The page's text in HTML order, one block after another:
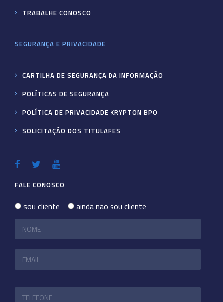
TRABALHE CONOSCO
SEGURANÇA E PRIVACIDADE
CARTILHA DE SEGURANÇA DA INFORMAÇÃO
POLÍTICAS DE SEGURANÇA
POLÍTICA DE PRIVACIDADE KRYPTON BPO
SOLICITAÇÃO DOS TITULARES
FALE CONOSCO
sou cliente ainda não sou cliente